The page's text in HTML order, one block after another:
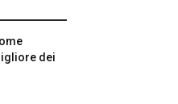
dei